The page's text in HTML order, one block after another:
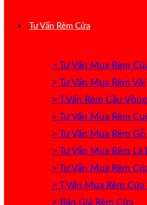
Tư Vấn Rèm Cửa
> Tư Vấn Mua Rèm
> Tư Vấn Mua Rèm Vải
> T.Vấn Rèm Cầu
> Tư Vấn Mua Rèm
> Tư Vấn Mua Rèm Gỗ
> Tư Vấn Mua Rèm Lá
> Tư Vấn Mua Rèm
> T.Vấn Mua Rèm
> Báo Giá Rèm Cửa